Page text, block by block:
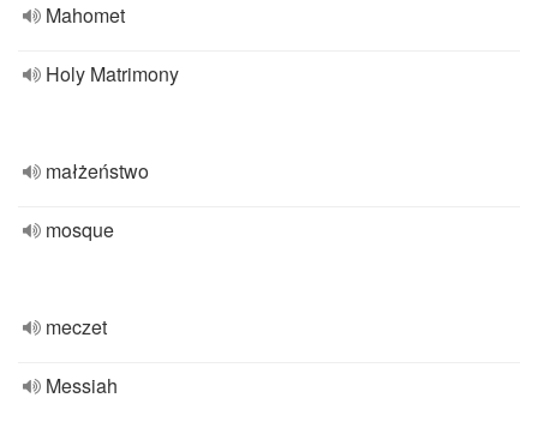
Mahomet
Holy Matrimony
małżeństwo
mosque
meczet
Messiah